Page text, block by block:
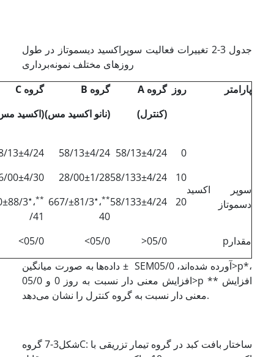
جدول 3-2 تغییرات فعالیت سوپراکسید دیسموتاز در طول
روزهای مختلف نمونه‌برداری
پارامتر
روز گروه A
(کنترل)
گروه B
(نانو‌ اکسید مس)
گروه C
(اکسید
0
58/13±4/24
58/13±4/24
13±4/24
سوپر اکسید
دسموتاز
10
58/133±4/24
28/00±1/28
00±4/30
20
58/133±4/24
**،٭
81/3±667/
40
**،٭
/41
مقدارp
05/0<
05/0>
05/0>
داده‌ها به صورت میانگین ± SEMآورده شده‌اند، 05/0>p*،
افزایش معنی دار نسبت به روز 0 و 05/0>p ** افزایش
معنی دار نسبت به گروه کنترل را نشان می‌دهد.
شکل3-7 گروهC: ساختار بافت کبد در گروه تیمار تزریقی با